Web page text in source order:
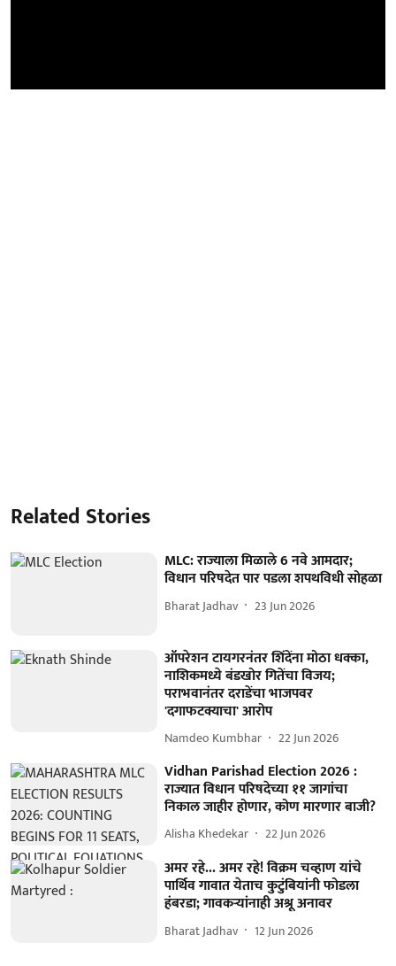
Related Stories
MLC: राज्याला मिळाले 6 नवे आमदार;
विधान परिषदेत पार पडला शपथविधी सोहळा
Bharat Jadhav 23 Jun 2026
ऑपरेशन टायगरनंतर शिंदेंना मोठा धक्का,
नाशिकमध्ये बंडखोर गितेंचा विजय;
पराभवानंतर दराडेंचा भाजपवर
'दगाफटक्याचा' आरोप
Namdeo Kumbhar 22 Jun 2026
Vidhan Parishad Election 2026 :
राज्यात विधान परिषदेच्या ११ जागांचा
निकाल जाहीर होणार, कोण मारणार बाजी?
Alisha Khedekar 22 Jun 2026
अमर रहे... अमर रहे! विक्रम चव्हाण यांचे
पार्थिव गावात येताच कुटुंबियांनी फोडला
हंबरडा; गावकऱ्यांनाही अश्रू अनावर
Bharat Jadhav 12 Jun 2026